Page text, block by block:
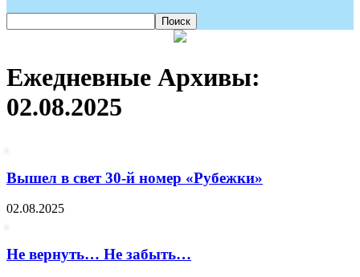
Ежедневные Архивы:
02.08.2025
Вышел в свет 30-й номер «Рубежки»
02.08.2025
Не вернуть… Не забыть…